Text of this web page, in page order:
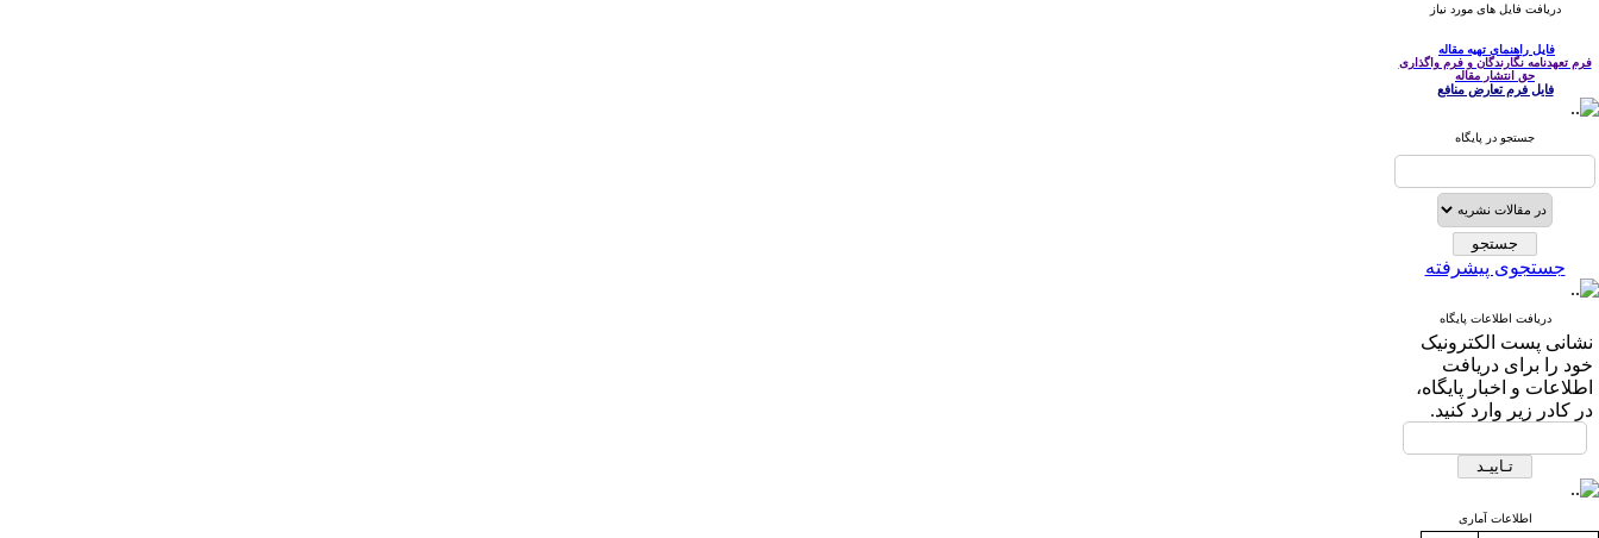
دریافت فایل های مورد نیاز
فایل راهنمای تهیه مقاله
فرم تعهدنامه نگارندگان و فرم واگذاری
حق انتشار مقاله
فایل فرم تعارض منافع
جستجو در پایگاه
جستجوی پیشرفته
دریافت اطلاعات پایگاه
نشانی پست الکترونیک
خود را برای دریافت
اطلاعات و اخبار پایگاه،
در کادر زیر وارد کنید.
اطلاعات آماری